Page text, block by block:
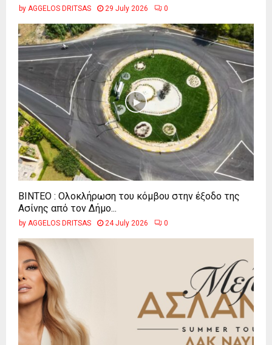
by AGGELOS DRITSAS 29 July 2026 0
ΒΙΝΤΕΟ : Ολοκλήρωση του κόμβου στην έξοδο της
Ασίνης από τον Δήμο...
by AGGELOS DRITSAS 24 July 2026 0